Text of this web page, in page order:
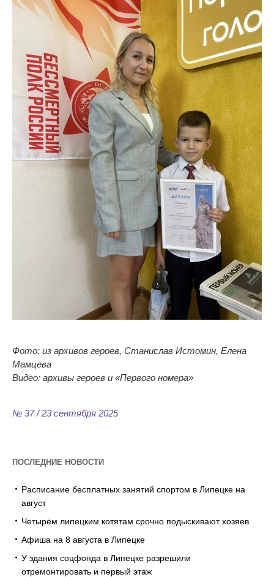
Фото: из архивов героев, Станислав Истомин, Елена
Мамцева
Видео: архивы героев и «Первого номера»
№ 37 / 23 сентября 2025
ПОСЛЕДНИЕ НОВОСТИ
Расписание бесплатных занятий спортом в Липецке на
август
Четырём липецким котятам срочно подыскивают хозяев
Афиша на 8 августа в Липецке
У здания соцфонда в Липецке разрешили
отремонтировать и первый этаж